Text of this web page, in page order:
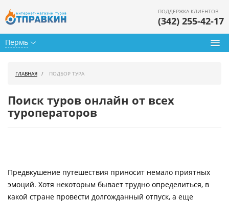
Пермь
ПОДДЕРЖКА КЛИЕНТОВ
(342) 255-42-17
Горящие туры
Страны
Как купить
ГЛАВНАЯ ПОДБОР ТУРА
Поиск туров онлайн от всех
туроператоров
Предвкушение путешествия приносит немало приятных
эмоций. Хотя некоторым бывает трудно определиться, в
какой стране провести долгожданный отпуск, а еще